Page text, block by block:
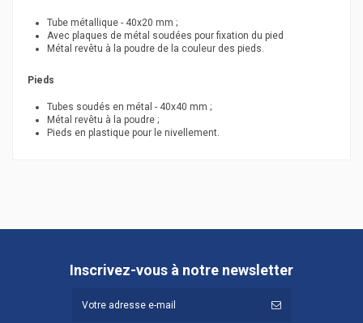
Tube métallique - 40x20 mm ;
Avec plaques de métal soudées pour fixation du pied
Métal revêtu à la poudre de la couleur des pieds.
Pieds
Tubes soudés en métal - 40x40 mm ;
Métal revêtu à la poudre ;
Pieds en plastique pour le nivellement.
Inscrivez-vous à notre newsletter